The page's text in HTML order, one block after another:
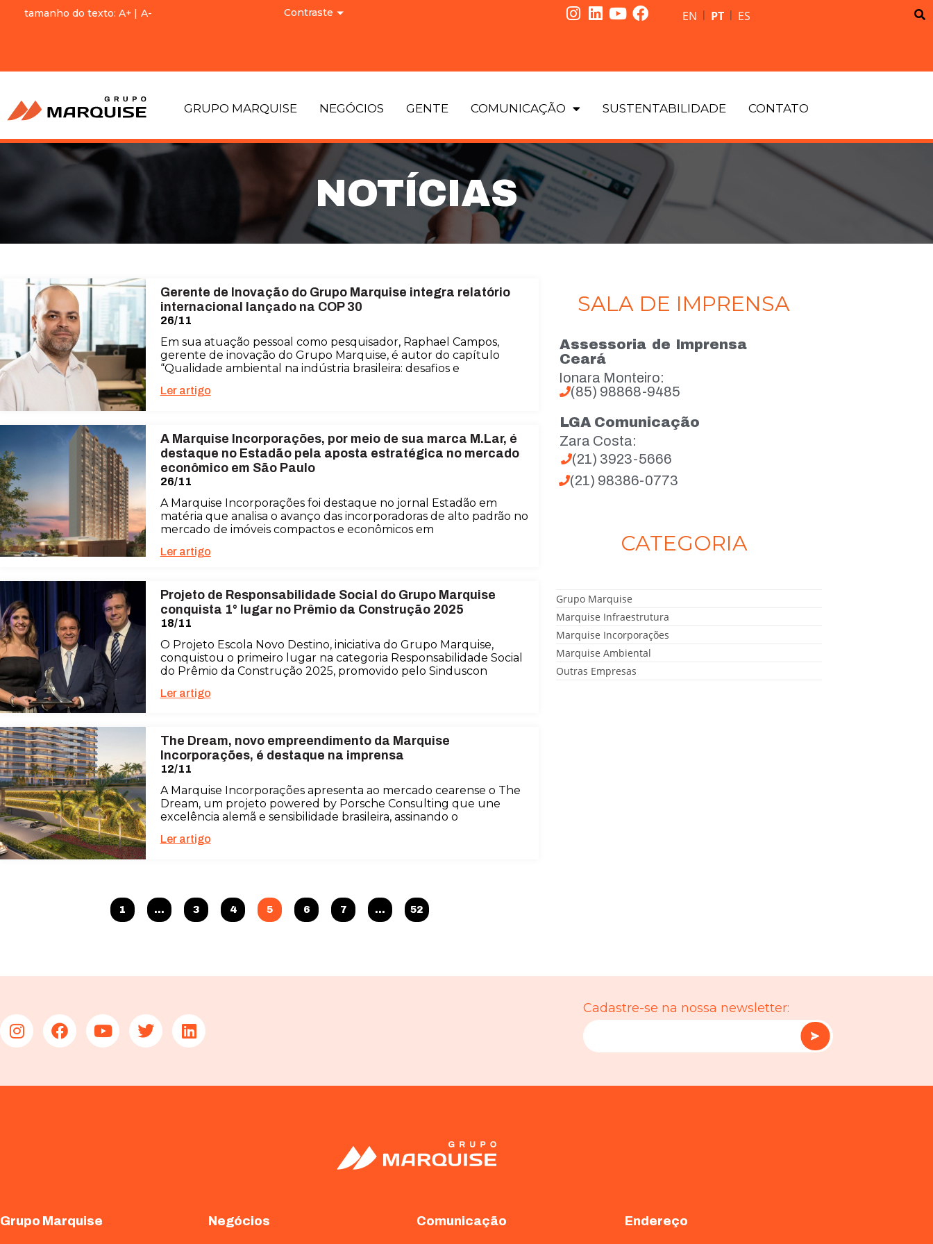
tamanho do texto: A+ | A- Contraste EN | PT | ES
GRUPO MARQUISE NEGÓCIOS GENTE COMUNICAÇÃO SUSTENTABILIDADE CONTATO
NOTÍCIAS
Gerente de Inovação do Grupo Marquise integra relatório
internacional lançado na COP 30
26/11
Em sua atuação pessoal como pesquisador, Raphael Campos,
gerente de inovação do Grupo Marquise, é autor do capítulo
“Qualidade ambiental na indústria brasileira: desafios e
Ler artigo
A Marquise Incorporações, por meio de sua marca M.Lar, é
destaque no Estadão pela aposta estratégica no mercado
econômico em São Paulo
26/11
A Marquise Incorporações foi destaque no jornal Estadão em
matéria que analisa o avanço das incorporadoras de alto padrão no
mercado de imóveis compactos e econômicos em
Ler artigo
Projeto de Responsabilidade Social do Grupo Marquise
conquista 1° lugar no Prêmio da Construção 2025
18/11
O Projeto Escola Novo Destino, iniciativa do Grupo Marquise,
conquistou o primeiro lugar na categoria Responsabilidade Social
do Prêmio da Construção 2025, promovido pelo Sinduscon
Ler artigo
The Dream, novo empreendimento da Marquise
Incorporações, é destaque na imprensa
12/11
A Marquise Incorporações apresenta ao mercado cearense o The
Dream, um projeto powered by Porsche Consulting que une
excelência alemã e sensibilidade brasileira, assinando o
Ler artigo
1 … 3 4 5 6 7 … 52
SALA DE IMPRENSA
Assessoria de Imprensa
Ceará
Ionara Monteiro:
(85) 98868-9485
LGA Comunicação
Zara Costa:
(21) 3923-5666
(21) 98386-0773
CATEGORIA
Grupo Marquise
Marquise Infraestrutura
Marquise Incorporações
Marquise Ambiental
Outras Empresas
Cadastre-se na nossa newsletter:
Grupo Marquise Negócios Comunicação Endereço